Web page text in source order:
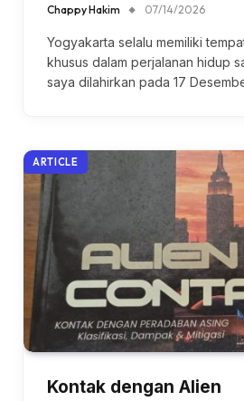
Chappy Hakim 07/14/2026
Yogyakarta selalu memiliki
khusus dalam perjalanan hidup
saya dilahirkan pada 17
ARTICLE
Kontak dengan Alien